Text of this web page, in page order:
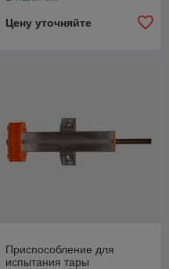
Цену уточняйте
Приспособление для
испытания тары